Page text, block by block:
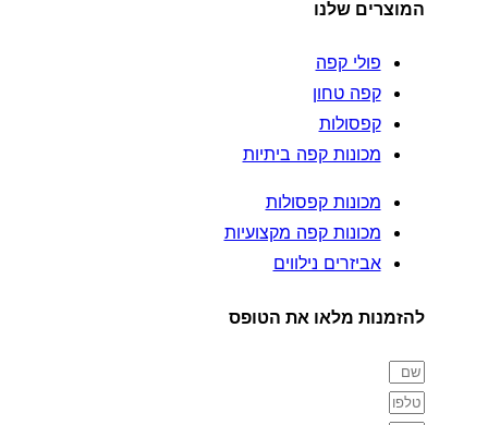
המוצרים שלנו
פולי קפה
קפה טחון
קפסולות
מכונות קפה ביתיות
מכונות קפסולות
מכונות קפה מקצועיות
אביזרים נילווים
להזמנות מלאו את הטופס